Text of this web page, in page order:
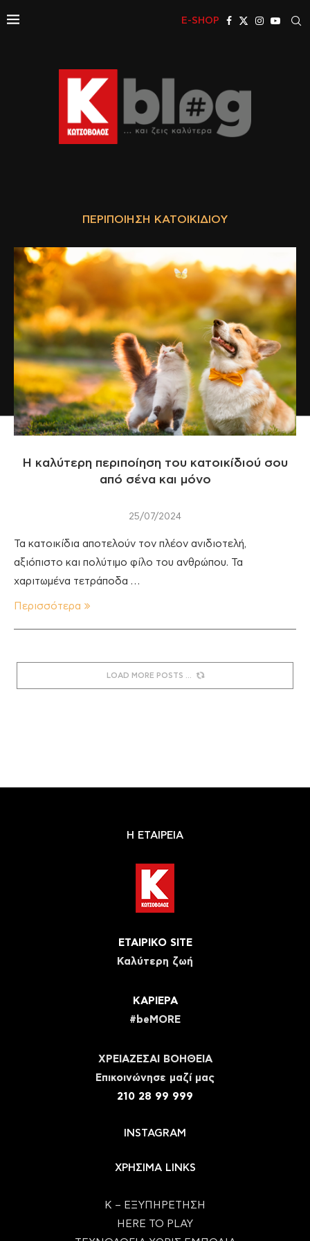
E-SHOP
ΠΕΡΙΠΟΊΗΣΗ ΚΑΤΟΙΚΊΔΙΟΥ
Η καλύτερη περιποίηση του κατοικίδιού σου
από σένα και μόνο
25/07/2024
Τα κατοικίδια αποτελούν τον πλέον ανιδιοτελή,
αξιόπιστο και πολύτιμο φίλο του ανθρώπου. Τα
χαριτωμένα τετράποδα …
Περισσότερα
LOAD MORE POSTS
Η ΕΤΑΙΡΕΙΑ
ΕΤΑΙΡΙΚΟ SITE
Καλύτερη ζωή
ΚΑΡΙΕΡΑ
#beMORE
ΧΡΕΙΑΖΕΣΑΙ ΒΟΗΘΕΙΑ
Eπικοινώνησε μαζί μας
210 28 99 999
INSTAGRAM
ΧΡΗΣΙΜΑ LINKS
Κ – ΕΞΥΠΗΡΕΤΗΣΗ
HERE TO PLAY